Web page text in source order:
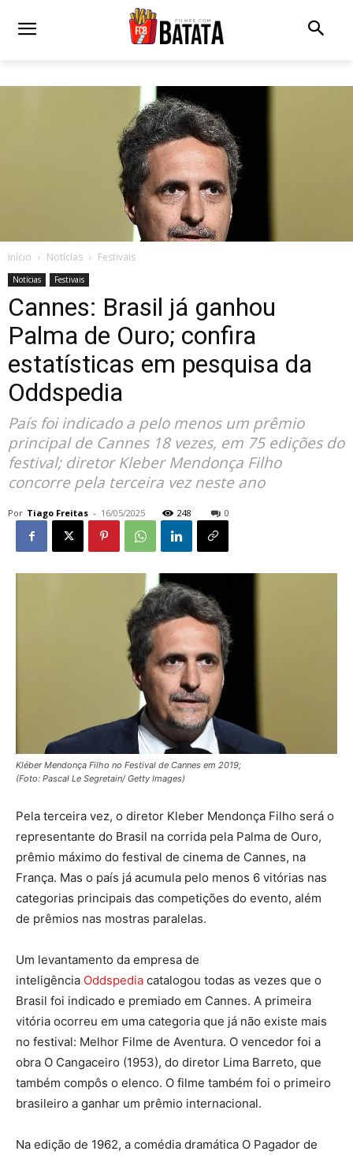
Início Notícias Festivais
Notícias Festivais
Cannes: Brasil já ganhou
Palma de Ouro; confira
estatísticas em pesquisa da
Oddspedia
País foi indicado a pelo menos um prêmio
principal de Cannes 18 vezes, em 75 edições do
festival; diretor Kleber Mendonça Filho
concorre pela terceira vez neste ano
Por Tiago Freitas - 16/05/2025 248 0
Kléber Mendonça Filho no Festival de Cannes em 2019;
(Foto: Pascal Le Segretain/ Getty Images)
Pela terceira vez, o diretor Kleber Mendonça Filho será o
representante do Brasil na corrida pela Palma de Ouro,
prêmio máximo do festival de cinema de Cannes, na
França. Mas o país já acumula pelo menos 6 vitórias nas
categorias principais das competições do evento, além
de prêmios nas mostras paralelas.
Um levantamento da empresa de
inteligência Oddspedia catalogou todas as vezes que o
Brasil foi indicado e premiado em Cannes. A primeira
vitória ocorreu em uma categoria que já não existe mais
no festival: Melhor Filme de Aventura. O vencedor foi a
obra O Cangaceiro (1953), do diretor Lima Barreto, que
também compôs o elenco. O filme também foi o primeiro
brasileiro a ganhar um prêmio internacional.
Na edição de 1962, a comédia dramática O Pagador de